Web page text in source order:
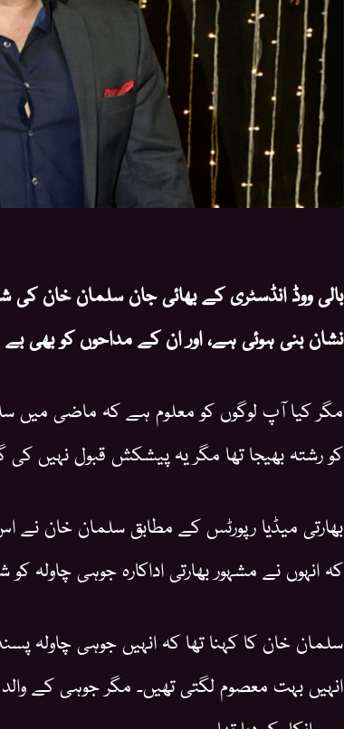
بالی ووڈ انڈسٹری کے بھائی جان سلمان خان
نشان بنی ہوئی ہے، اور ان کے مداحوں کو بھی
مگر کیا آپ لوگوں کو معلوم ہے کہ ماضی میں
کو رشتہ بھیجا تھا مگر یہ پیشکش قبول نہیں کی
بھارتی میڈیا رپورٹس کے مطابق سلمان خان نے
کہ انہوں نے مشہور بھارتی اداکارہ جوہی چاولہ کو
سلمان خان کا کہنا تھا کہ انہیں جوہی چاولہ
انہیں بہت معصوم لگتی تھیں۔ مگر جوہی کے